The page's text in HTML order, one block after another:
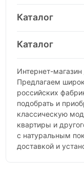
Каталог
Каталог
Интернет-
Предлагаем
российских
подобрать и
классическую
квартиры и
с натуральным
доставкой и